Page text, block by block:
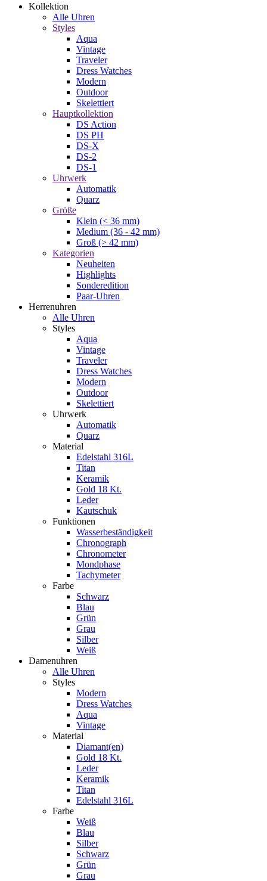
Kollektion
Alle Uhren
Styles
Aqua
Vintage
Traveler
Dress Watches
Modern
Outdoor
Skelettiert
Hauptkollektion
DS Action
DS PH
DS-X
DS-2
DS-1
Uhrwerk
Automatik
Quarz
Größe
Klein (< 36 mm)
Medium (36 - 42 mm)
Groß (> 42 mm)
Kategorien
Neuheiten
Highlights
Sonderedition
Paar-Uhren
Herrenuhren
Alle Uhren
Styles
Aqua
Vintage
Traveler
Dress Watches
Modern
Outdoor
Skelettiert
Uhrwerk
Automatik
Quarz
Material
Edelstahl 316L
Titan
Keramik
Gold 18 Kt.
Leder
Kautschuk
Funktionen
Wasserbeständigkeit
Chronograph
Chronometer
Mondphase
Tachymeter
Farbe
Schwarz
Blau
Grün
Grau
Silber
Weiß
Damenuhren
Alle Uhren
Styles
Modern
Dress Watches
Aqua
Vintage
Material
Diamant(en)
Gold 18 Kt.
Leder
Keramik
Titan
Edelstahl 316L
Farbe
Weiß
Blau
Silber
Schwarz
Grün
Grau